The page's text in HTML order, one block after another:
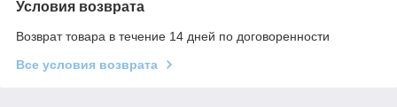
Условия возврата
Возврат товара в течение 14 дней по договоренности
Все условия возврата